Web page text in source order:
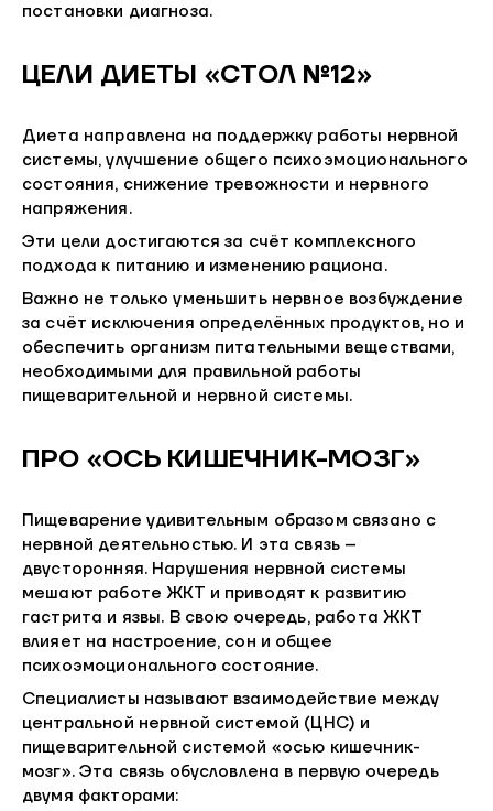
постановки диагноза.
ЦЕЛИ ДИЕТЫ «СТОЛ №12»
Диета направлена на поддержку работы нервной
системы, улучшение общего психоэмоционального
состояния, снижение тревожности и нервного
напряжения.
Эти цели достигаются за счёт комплексного
подхода к питанию и изменению рациона.
Важно не только уменьшить нервное возбуждение
за счёт исключения определённых продуктов, но и
обеспечить организм питательными веществами,
необходимыми для правильной работы
пищеварительной и нервной системы.
ПРО «ОСЬ КИШЕЧНИК-МОЗГ»
Пищеварение удивительным образом связано с
нервной деятельностью. И эта связь –
двусторонняя. Нарушения нервной системы
мешают работе ЖКТ и приводят к развитию
гастрита и язвы. В свою очередь, работа ЖКТ
влияет на настроение, сон и общее
психоэмоционального состояние.
Специалисты называют взаимодействие между
центральной нервной системой (ЦНС) и
пищеварительной системой «осью кишечник-
мозг». Эта связь обусловлена в первую очередь
двумя факторами: